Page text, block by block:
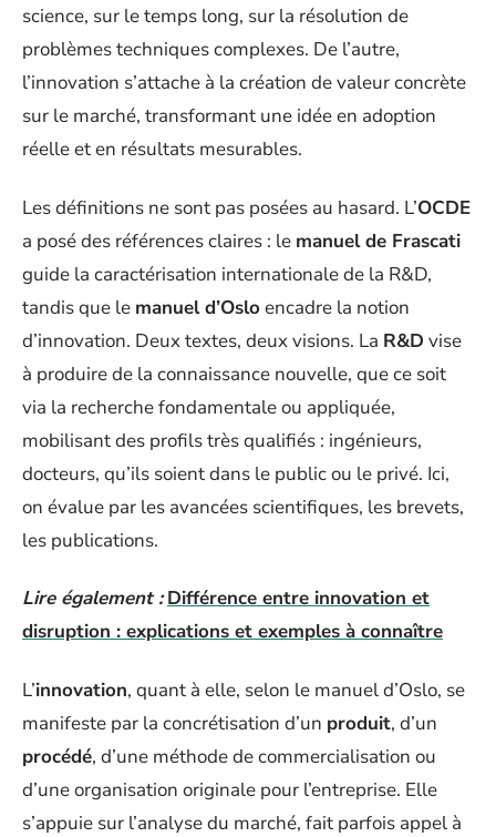
science, sur le temps long, sur la résolution de
problèmes techniques complexes. De l’autre,
l’innovation s’attache à la création de valeur concrète
sur le marché, transformant une idée en adoption
réelle et en résultats mesurables.
Les définitions ne sont pas posées au hasard. L’OCDE
a posé des références claires : le manuel de Frascati
guide la caractérisation internationale de la R&D,
tandis que le manuel d’Oslo encadre la notion
d’innovation. Deux textes, deux visions. La R&D vise
à produire de la connaissance nouvelle, que ce soit
via la recherche fondamentale ou appliquée,
mobilisant des profils très qualifiés : ingénieurs,
docteurs, qu’ils soient dans le public ou le privé. Ici,
on évalue par les avancées scientifiques, les brevets,
les publications.
Lire également : Différence entre innovation et
disruption : explications et exemples à connaître
L’innovation, quant à elle, selon le manuel d’Oslo, se
manifeste par la concrétisation d’un produit, d’un
procédé, d’une méthode de commercialisation ou
d’une organisation originale pour l’entreprise. Elle
s’appuie sur l’analyse du marché, fait parfois appel à